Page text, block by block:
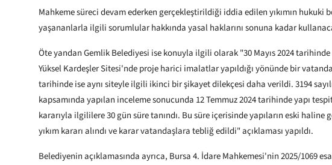
Mahkeme süreci devam ederken gerçekleştirildiği iddia edilen yıkımın hukuki
yaşananlarla ilgili sorumlular hakkında yasal haklarını sonuna kadar
Öte yandan Gemlik Belediyesi ise konuyla ilgili olarak "30 Mayıs 2024
Yüksel Kardeşler Sitesi'nde proje harici imalatlar yapıldığı yönünde bir
tarihinde ise aynı siteyle ilgili ikinci bir şikayet dilekçesi daha verildi. 3194
kapsamında yapılan inceleme sonucunda 12 Temmuz 2024 tarihinde yapı
kararıyla ilgililere 30 gün süre tanındı. Bu süre içerisinde yapıların eski
yıkım kararı alındı ve karar vatandaşlara tebliğ edildi" açıklaması yapıldı.
Belediyenin açıklamasında ayrıca, Bursa 4. İdare Mahkemesi'nin 2025/1069